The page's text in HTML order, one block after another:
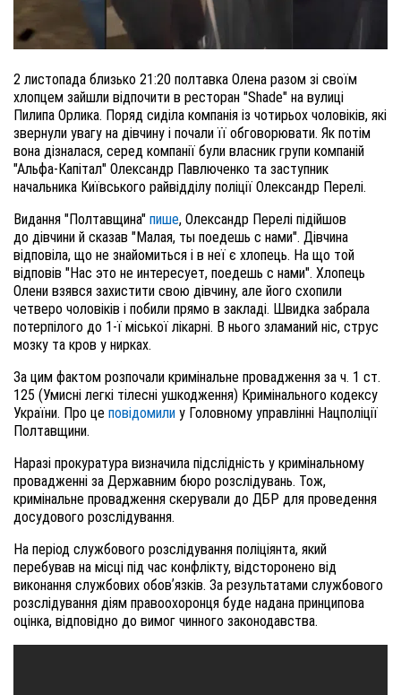
2 листопада близько 21:20 полтавка Олена разом зі своїм
хлопцем зайшли відпочити в ресторан "Shade" на вулиці
Пилипа Орлика. Поряд сиділа компанія із чотирьох чоловіків, які
звернули увагу на дівчину і почали її обговорювати. Як потім
вона дізналася, серед компанії були власник групи компаній
"Альфа-Капітал" Олександр Павлюченко та заступник
начальника Київського райвідділу поліції Олександр Перелі.
Видання "Полтавщина" пише, Олександр Перелі підійшов
до дівчини й сказав "Малая, ты поедешь с нами". Дівчина
відповіла, що не знайомиться і в неї є хлопець. На що той
відповів "Нас это не интересует, поедешь с нами". Хлопець
Олени взявся захистити свою дівчину, але його схопили
четверо чоловіків і побили прямо в закладі. Швидка забрала
потерпілого до 1-ї міської лікарні. В нього зламаний ніс, струс
мозку та кров у нирках.
За цим фактом розпочали кримінальне провадження за ч. 1 ст.
125 (Умисні легкі тілесні ушкодження) Кримінального кодексу
України. Про це повідомили у Головному управлінні Нацполіції
Полтавщини.
Наразі прокуратура визначила підслідність у кримінальному
провадженні за Державним бюро розслідувань. Тож,
кримінальне провадження скерували до ДБР для проведення
досудового розслідування.
На період службового розслідування поліціянта, який
перебував на місці під час конфлікту, відсторонено від
виконання службових обовʼязків. За результатами службового
розслідування діям правоохоронця буде надана принципова
оцінка, відповідно до вимог чинного законодавства.